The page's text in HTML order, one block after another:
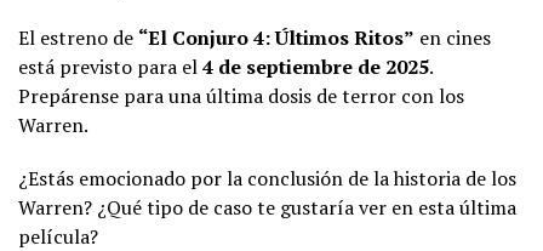
El estreno de “El Conjuro 4: Últimos Ritos” en cines
está previsto para el4 de septiembre de 2025.
Prepárense para una última dosis de terror con los
Warren.
¿Estás emocionado por la conclusión de la historia de los
Warren? ¿Qué tipo de caso te gustaría ver en esta última
película?